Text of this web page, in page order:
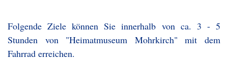
Folgende Ziele können Sie innerhalb von ca. 3 - 5
Stunden von "Heimatmuseum Mohrkirch" mit dem
Fahrrad erreichen.